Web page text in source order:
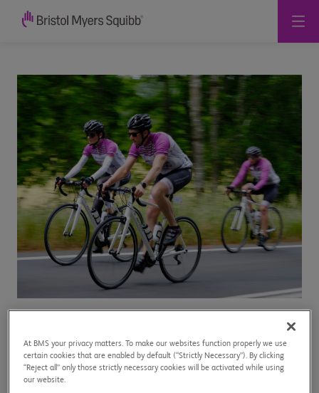
reparacion-ha-comenzado
At BMS your privacy matters. To make our websites function properly we use
certain cookies that are enabled by default (“Strictly Necessary”). By clicking
“Reject all” only those strictly necessary cookies will be activated while using
our website.